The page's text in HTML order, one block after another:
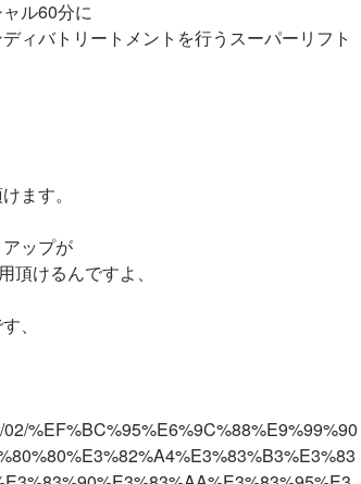
ル60分に
ィバトリートメントを行うスーパーリフト
ます。
ップが
頂けるんですよ、
、
%EF%BC%95%E6%9C%88%E9%99%90